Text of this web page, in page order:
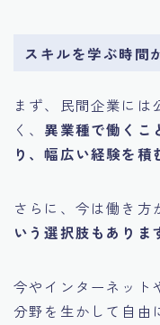
スキルを学ぶ時間
まず、民間企業に
く、 異業種で働くこ
り、幅広い経験を積
さらに、今は働き方
いう選択肢もありま
今やインターネット
分野を生かして自由